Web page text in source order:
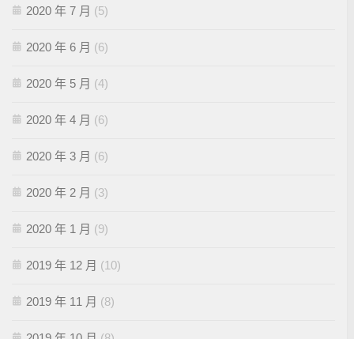
2020 年 7 月 (5)
2020 年 6 月 (6)
2020 年 5 月 (4)
2020 年 4 月 (6)
2020 年 3 月 (6)
2020 年 2 月 (3)
2020 年 1 月 (9)
2019 年 12 月 (10)
2019 年 11 月 (8)